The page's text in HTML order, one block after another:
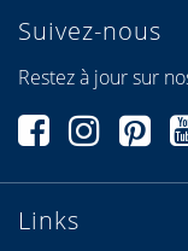
Links
Suivez-nous
Restez à jour sur